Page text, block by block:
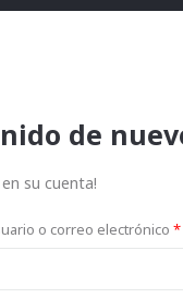
de
su cuenta!
o correo electrónico *